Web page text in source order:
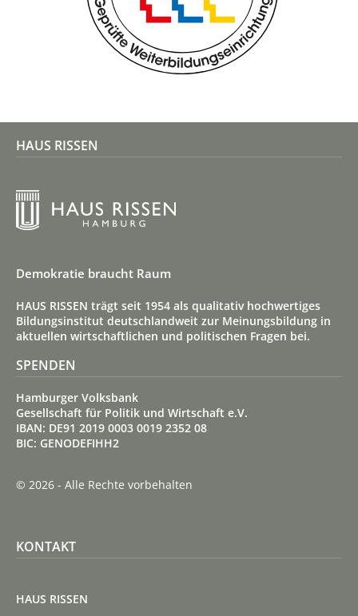
HAUS RISSEN
Demokratie braucht Raum
HAUS RISSEN trägt seit 1954 als qualitativ hoch­wertiges
Bildungs­institut deutsch­land­weit zur Meinungs­bildung in
aktuellen wirt­schaft­lichen und politischen Fragen bei.
SPENDEN
Hamburger Volksbank
Gesellschaft für Politik und Wirtschaft e.V.
IBAN: DE91 2019 0003 0019 2352 08
BIC: GENODEFIHH2
© 2026 - Alle Rechte vorbehalten
KONTAKT
HAUS RISSEN